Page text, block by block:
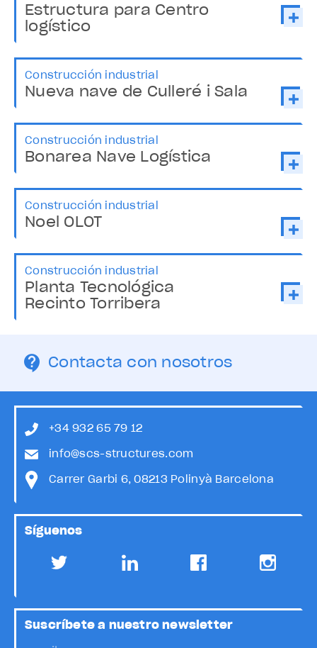
Estructura para Centro
logístico
Construcción industrial
Nueva nave de Culleré i Sala
Construcción industrial
Bonarea Nave Logística
Construcción industrial
Noel OLOT
Construcción industrial
Planta Tecnológica
Recinto Torribera
Contacta con nosotros
+34 932 65 79 12
info@scs-structures.com
Carrer Garbi 6, 08213 Polinyà Barcelona
Síguenos
Suscríbete a nuestro newsletter